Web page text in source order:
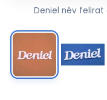
Deniel név